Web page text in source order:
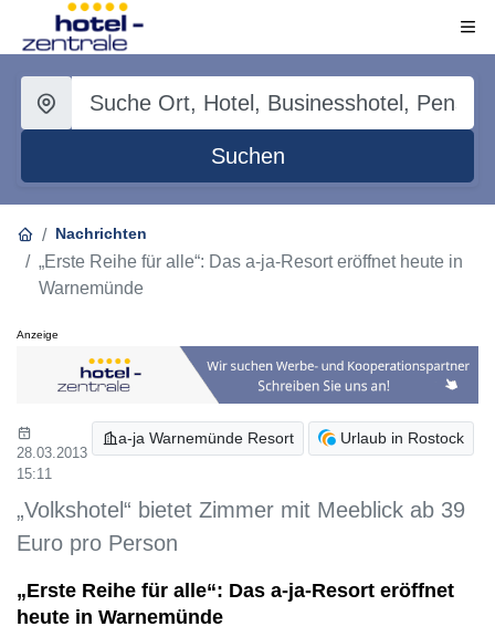
Suchen
Nachrichten
„Erste Reihe für alle“: Das a-ja-Resort eröffnet heute in
Warnemünde
Anzeige
a-ja Warnemünde Resort Urlaub in Rostock
28.03.2013
15:11
„Volkshotel“ bietet Zimmer mit Meeblick ab 39
Euro pro Person
„Erste Reihe für alle“: Das a-ja-Resort eröffnet
heute in Warnemünde